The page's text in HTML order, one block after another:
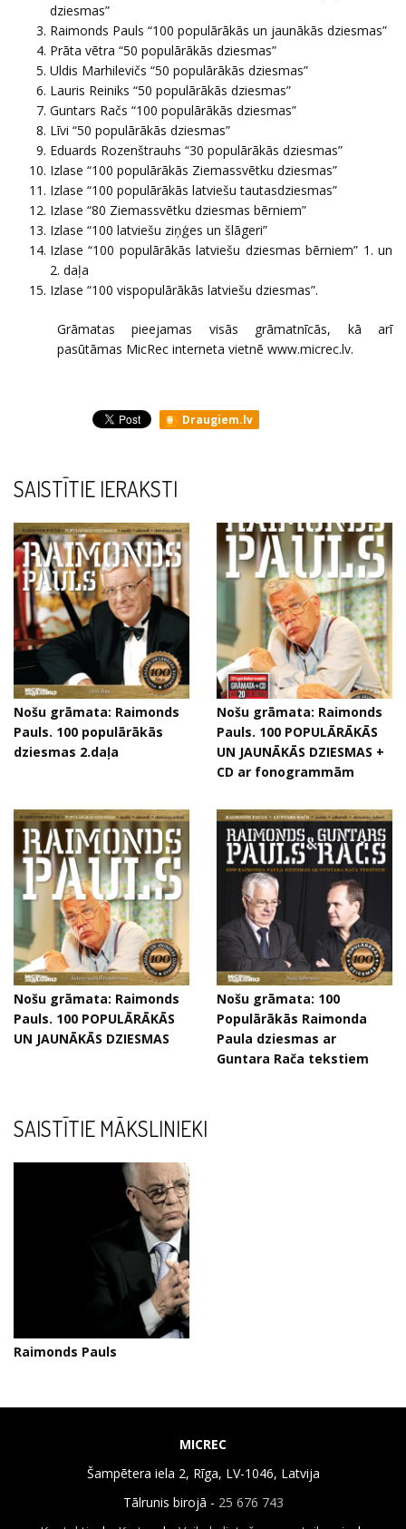
dziesmas”
Raimonds Pauls “100 populārākās un jaunākās dziesmas”
Prāta vētra “50 populārākās dziesmas”
Uldis Marhilevičs “50 populārākās dziesmas”
Lauris Reiniks “50 populārākās dziesmas”
Guntars Račs “100 populārākās dziesmas”
Līvi “50 populārākās dziesmas”
Eduards Rozenštrauhs “30 populārākās dziesmas”
Izlase “100 populārākās Ziemassvētku dziesmas”
Izlase “100 populārākās latviešu tautasdziesmas”
Izlase “80 Ziemassvētku dziesmas bērniem”
Izlase “100 latviešu ziņģes un šlāgeri”
Izlase “100 populārākās latviešu dziesmas bērniem” 1. un
2. daļa
Izlase “100 vispopulārākās latviešu dziesmas”.
Grāmatas pieejamas visās grāmatnīcās, kā arī
pasūtāmas MicRec interneta vietnē www.micrec.lv.
Draugiem.lv
SAISTĪTIE IERAKSTI
Nošu grāmata: Raimonds
Pauls. 100 populārākās
dziesmas 2.daļa
Nošu grāmata: Raimonds
Pauls. 100 POPULĀRĀKĀS
UN JAUNĀKĀS DZIESMAS +
CD ar fonogrammām
Nošu grāmata: Raimonds
Pauls. 100 POPULĀRĀKĀS
UN JAUNĀKĀS DZIESMAS
Nošu grāmata: 100
Populārākās Raimonda
Paula dziesmas ar
Guntara Rača tekstiem
SAISTĪTIE MĀKSLINIEKI
Raimonds Pauls
MICREC
Šampētera iela 2, Rīga, LV-1046, Latvija
Tālrunis birojā - 25 676 743